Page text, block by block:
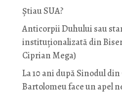
Știau SUA?
Anticorpii Duhului sau
instituționalizată din
Ciprian Mega)
La 10 ani după Sinodul din
Bartolomeu face un apel